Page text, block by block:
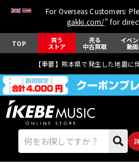
For Overseas Customers:
gakki.com/" for
TOP 買う
ストア
売る
中古買取
イベ
動画
【重要】熊本県で発生した地震